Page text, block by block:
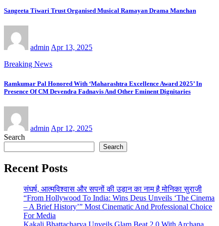
Sangeeta Tiwari Trust Organised Musical Ramayan Drama Manchan
adminApr 13, 2025
Breaking News
Ramkumar Pal Honored With ‘Maharashtra Excellence Award 2025’ In
Presence Of CM Devendra Fadnavis And Other Eminent Dignitaries
admin Apr 12, 2025
Search
Search
Recent Posts
संघर्ष, आत्मविश्वास और सपनों की उड़ान का नाम है मोनिका सुराजी
“From Hollywood To India: Wins Deus Unveils ‘The Cinema
– A Brief History’” Most Cinematic And Professional Choice
For Media
Kakali Bhattacharya Unveils Glam Beat 2.0 With Archana